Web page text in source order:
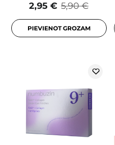
5,90 €
2,95 €
PIEVIENOT GROZAM